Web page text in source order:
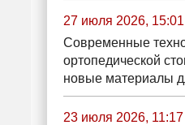
27 июля 2026, 15:01
Современные
ортопедической
новые материалы
23 июля 2026, 11:17